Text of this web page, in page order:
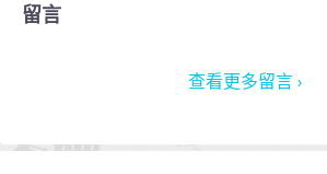
留言
查看更多留言 ›